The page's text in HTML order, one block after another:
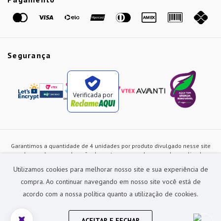
Utilizamos cookies para melhorar nosso site e sua experiência de
compra. Ao continuar navegando em nosso site você está de
acordo com a nossa política quanto a utilização de cookies.
Segurança
Verificada por
Garantimos a quantidade de 4 unidades por produto divulgado nesse site
ou de acordo com a duração dos estoques, sendo as vendas realizadas
alterados a qualquer instante sem prévia comunicação e são exclusivos
para a loja virtual, não restando nenhuma obrigação de prática similar nas
lojas físicas da rede Preçolandia. Todas as imagens dos produtos são
meramente ilustrativas.
Preçolandia Comercial Ltda CNPJ: 62.270.186/0011-28
sac@precolandia.com.br - (11) 5445-1010